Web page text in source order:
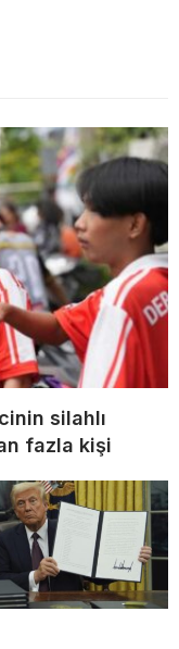
silahlı
fazla kişi